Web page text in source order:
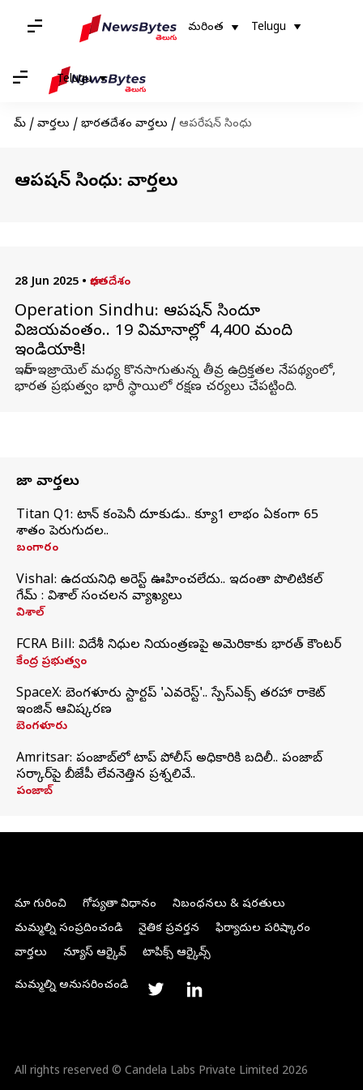
మరింత Telugu
Telugu
హోమ్ / వార్తలు / భారతదేశం వార్తలు / ఆపరేషన్‌ సింధు
ఆపరేషన్‌ సింధు: వార్తలు
28 Jun 2025 • భారతదేశం
Operation Sindhu: ఆపరేషన్‌ సిందూ
విజయవంతం.. 19 విమానాల్లో 4,400 మంది
ఇండియాకి!
ఇరాన్-ఇజ్రాయెల్ మధ్య కొనసాగుతున్న తీవ్ర ఉద్రిక్తతల నేపథ్యంలో,
భారత ప్రభుత్వం భారీ స్థాయిలో రక్షణ చర్యలు చేపట్టింది.
తాజా వార్తలు
Titan Q1: టైటాన్ కంపెనీ దూకుడు.. క్యూ1 లాభం ఏకంగా 65
శాతం పెరుగుదల..
బంగారం
Vishal: ఉదయనిధి అరెస్ట్‌ ఊహించలేదు.. ఇదంతా పొలిటికల్
గేమ్ : విశాల్ సంచలన వ్యాఖ్యలు
విశాల్
FCRA Bill: విదేశీ నిధుల నియంత్రణపై అమెరికాకు భారత్‌ కౌంటర్
కేంద్ర ప్రభుత్వం
SpaceX: బెంగళూరు స్టార్టప్‌ 'ఎవరెస్ట్'.. స్పేస్‌ఎక్స్ తరహా రాకెట్‌
ఇంజిన్‌ ఆవిష్కరణ
బెంగళూరు
Amritsar: పంజాబ్‌లో టాప్ పోలీస్ అధికారికి బదిలీ.. పంజాబ్
సర్కార్‌పై బీజేపీ లేవనెత్తిన ప్రశ్నలివే..
పంజాబ్
మా గురించి గోప్యతా విధానం
నిబంధనలు & షరతులు
మమ్మల్ని సంప్రదించండి
నైతిక ప్రవర్తన
ఫిర్యాదుల పరిష్కారం
వార్తలు
న్యూస్ ఆర్కైవ్ టాపిక్స్ ఆర్కైవ్స్
మమ్మల్ని అనుసరించండి
All rights reserved © Candela Labs Private Limited 2026